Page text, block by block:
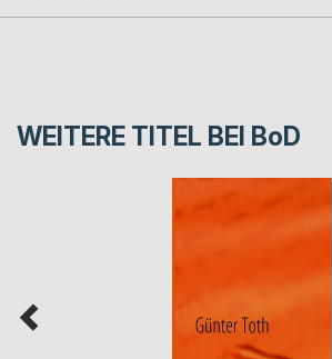
WEITERE TITEL BEI BoD